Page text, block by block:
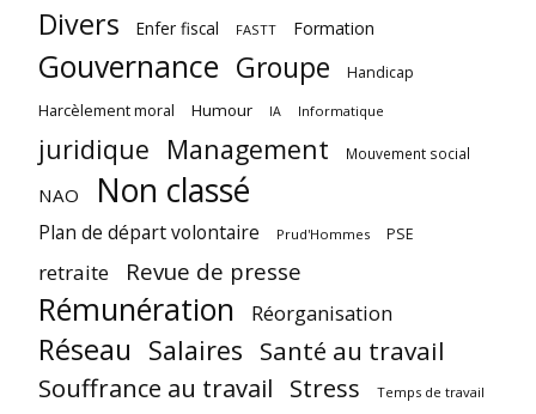
Divers Enfer fiscal FASTT Formation
Gouvernance Groupe Handicap
Harcèlement moral Humour IA Informatique
juridique Management Mouvement social
NAO Non classé
Plan de départ volontaire Prud'Hommes PSE
retraite Revue de presse
Rémunération Réorganisation
Réseau Salaires Santé au travail
Souffrance au travail Stress Temps de travail